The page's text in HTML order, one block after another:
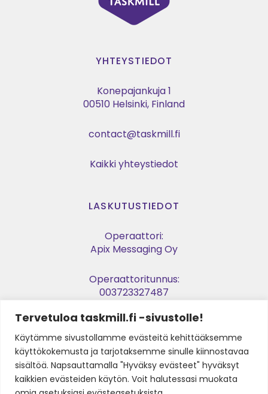
Tervetuloa taskmill.fi -sivustolle!
Käytämme sivustollamme evästeitä kehittääksemme
käyttökokemusta ja tarjotaksemme sinulle kiinnostavaa
sisältöä. Napsauttamalla "Hyväksy evästeet" hyväksyt
kaikkien evästeiden käytön. Voit halutessasi muokata
YHTEYSTIEDOT
Konepajankuja 1
00510 Helsinki, Finland
contact@taskmill.fi
Kaikki yhteystiedot
LASKUTUSTIEDOT
Operaattori:
Apix Messaging Oy
Operaattoritunnus:
003723327487
Verkkolaskuosoite:
003729053974
Y-tunnus:
2905397-4